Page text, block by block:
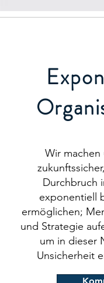
Wir machen
Durchbruch
exponentiell
ermöglichen;
und Strategie
um in dieser
Unsicherheit